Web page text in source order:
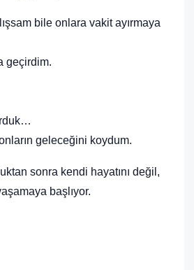
bile onlara vakit ayırmaya
geçirdim.
geleceğini koydum.
sonra kendi hayatını değil,
başlıyor.